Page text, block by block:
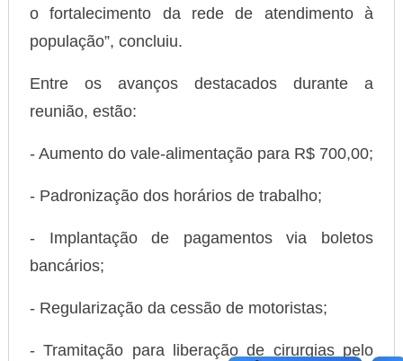
o fortalecimento da rede de atendimento à
população”, concluiu.
Entre os avanços destacados durante a
reunião, estão:
- Aumento do vale-alimentação para R$ 700,00;
- Padronização dos horários de trabalho;
- Implantação de pagamentos via boletos
bancários;
- Regularização da cessão de motoristas;
- Tramitação para liberação de cirurgias pelo